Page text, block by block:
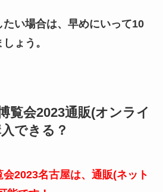
たい場合は、早めにいって10
ょう。
覧会2023通販(オンライ
できる？
2023名古屋は、通販(ネット